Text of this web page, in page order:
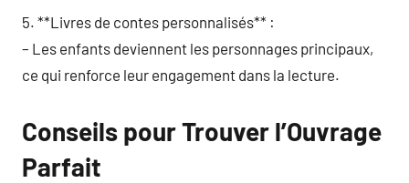
5. **Livres de contes personnalisés** :
– Les enfants deviennent les personnages principaux,
ce qui renforce leur engagement dans la lecture.
Conseils pour Trouver l’Ouvrage
Parfait